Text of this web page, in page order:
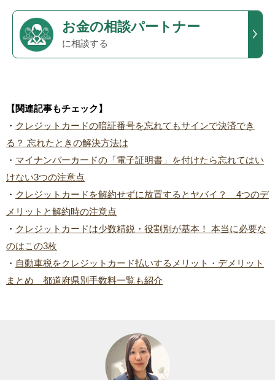
お金の相談パートナー
に相談する
【関連記事もチェック】
・ クレジットカードの暗証番号を忘れてもサインで決済でき
る？ 忘れたときの解決方法は
・ マイナンバーカードの「電子証明書」を付けたら忘れてはい
けない3つの注意点
・ クレジットカードを解約せずに放置するとヤバイ？ 4つのデ
メリットと解約時の注意点
・ クレジットカードは少数精鋭・役割別が基本！ 本当に必要な
のはこの3枚
・ 自動車税をクレジットカード払いするメリット・デメリット
まとめ 都道府県別手数料一覧も紹介